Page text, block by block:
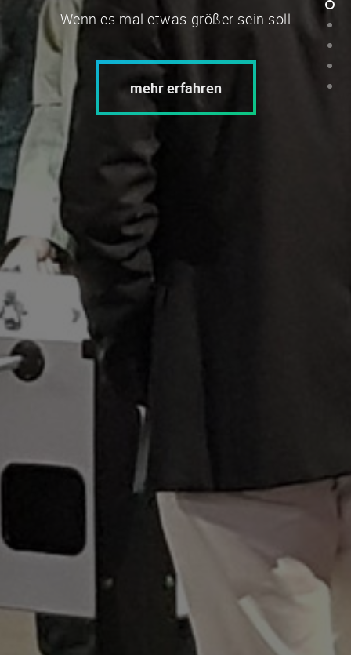
Wenn es mal etwas größer sein soll
mehr erfahren